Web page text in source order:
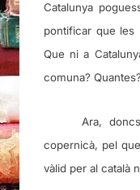
Catalunya
pontificar que les
Que ni a
comuna? Quantes?
Ara,
copernicà, pel
vàlid per al català